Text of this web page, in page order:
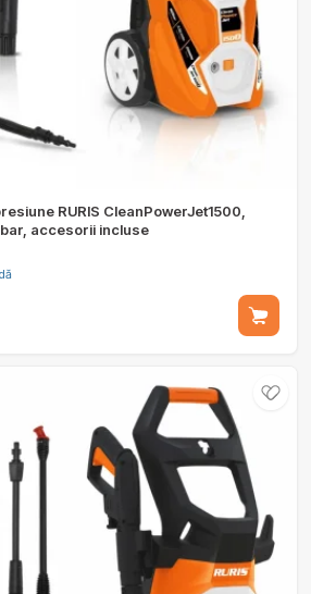
RURIS CleanPowerJet1500,
accesorii incluse